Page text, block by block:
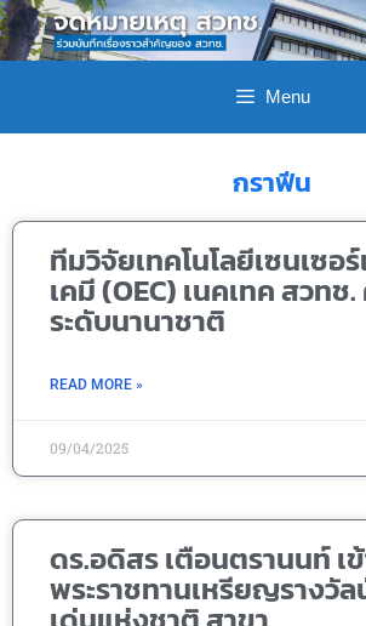
Menu
กราฟีน
ทีมวิจัยเทคโนโลยีเซนเซอ
เคมี (OEC) เนคเทค สวทช
ระดับนานาชาติ
READ MORE »
09/04/2025
ดร.อดิสร เตือนตรานนท์ เ
พระราชทานเหรียญรางวั